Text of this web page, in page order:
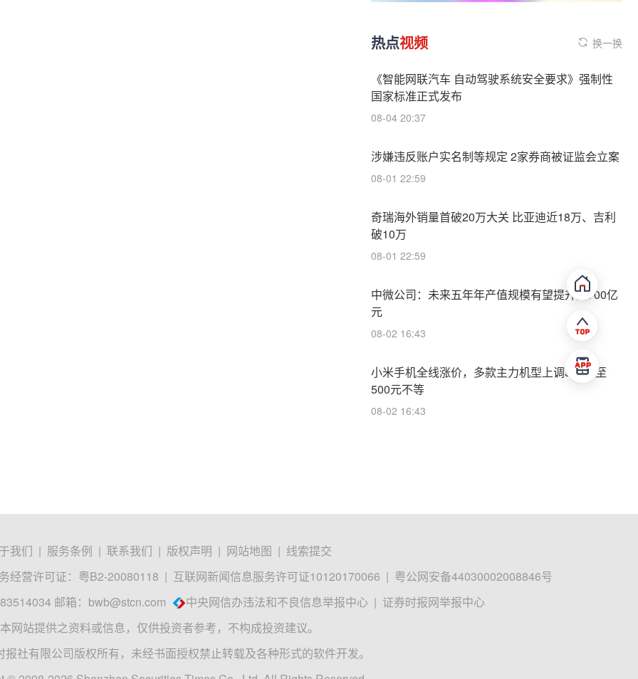
热点视频 换一换
《智能网联汽车 自动驾驶系统安全要求》强制性
国家标准正式发布
08-04 20:37
涉嫌违反账户实名制等规定 2家券商被证监会立案
08-01 22:59
奇瑞海外销量首破20万大关 比亚迪近18万、吉利
破10万
08-01 22:59
中微公司：未来五年年产值规模有望提升至700亿
元
08-02 16:43
小米手机全线涨价，多款主力机型上调300元至
500元不等
08-02 16:43
我们 | 服务条例 | 联系我们 | 版权声明 | 网站地图 | 线索提交
经营许可证：粤B2-20080118 | 互联网新闻信息服务许可证10120170066 | 粤公网安备44030002008846号
邮箱： bwb@stcn.com 中央网信办违法和不良信息举报中心 | 证券时报网举报中心
本网站提供之资料或信息，仅供投资者参考，不构成投资建议。
报社有限公司版权所有，未经书面授权禁止转载及各种形式的软件开发。